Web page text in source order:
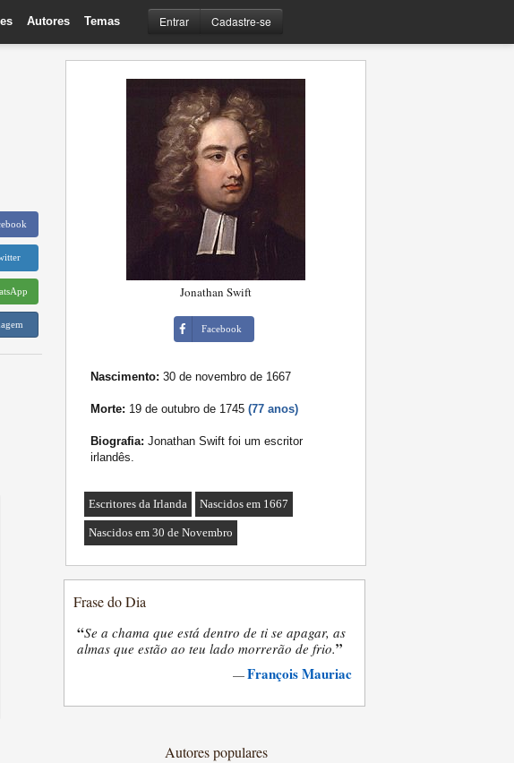
Autores Temas Entrar Cadastre-se
Jonathan Swift
Facebook
Nascimento: 30 de novembro de 1667
Morte: 19 de outubro de 1745 (77 anos)
Biografia: Jonathan Swift foi um escritor
irlandês.
Escritores da Irlanda Nascidos em 1667
Nascidos em 30 de Novembro
Frase do Dia
“Se a chama que está dentro de ti se apagar, as
almas que estão ao teu lado morrerão de frio.”
—François Mauriac
Autores populares